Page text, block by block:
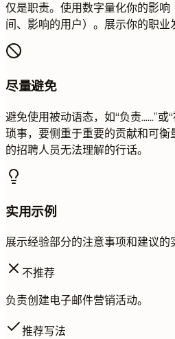
仅是职责。使用数字量化你的影
间、影响的用户）。展示你的职业
尽量避免
避免使用被动语态，如“负责……”或
琐事，要侧重于重要的贡献和可
的招聘人员无法理解的行话。
实用示例
展示经验部分的注意事项和建议的
不推荐
负责创建电子邮件营销活动。
推荐写法